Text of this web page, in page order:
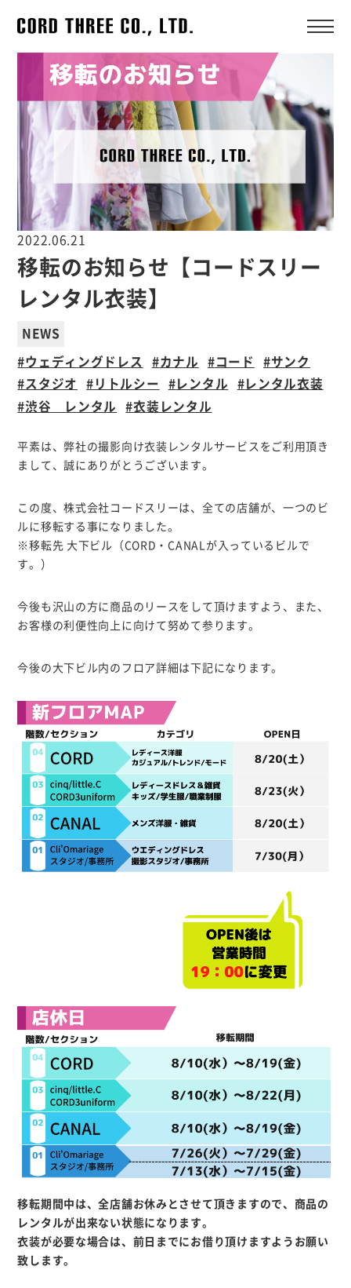
2022.06.21
移転のお知らせ【コードスリー
レンタル衣装】
NEWS
ウェディングドレス カナル コード
サンク
スタジオ
リトルシー レンタル
レンタル衣装
渋谷 レンタル
衣装レンタル
平素は、弊社の撮影向け衣装レンタルサービスをご利用頂き
まして、誠にありがとうございます。
この度、株式会社コードスリーは、全ての店舗が、一つのビ
ルに移転する事になりました。
※移転先 大下ビル（CORD・CANALが入っているビルで
す。）
今後も沢山の方に商品のリースをして頂けますよう、また、
お客様の利便性向上に向けて努めて参ります。
今後の大下ビル内のフロア詳細は下記になります。
移転期間中は、全店舗お休みとさせて頂きますので、商品の
レンタルが出来ない状態になります。
衣装が必要な場合は、前日までにお借り頂けますようお願い
致します。